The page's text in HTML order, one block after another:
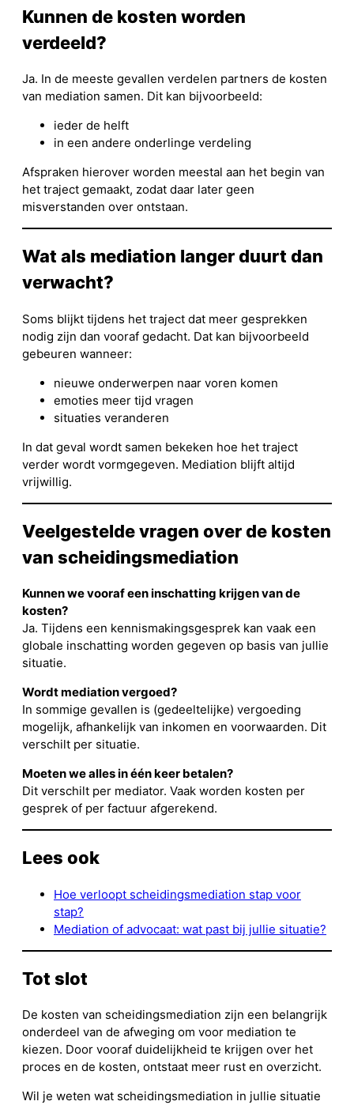
Kunnen de kosten worden
verdeeld?
Ja. In de meeste gevallen verdelen partners de kosten
van mediation samen. Dit kan bijvoorbeeld:
ieder de helft
in een andere onderlinge verdeling
Afspraken hierover worden meestal aan het begin van
het traject gemaakt, zodat daar later geen
misverstanden over ontstaan.
Wat als mediation langer duurt dan
verwacht?
Soms blijkt tijdens het traject dat meer gesprekken
nodig zijn dan vooraf gedacht. Dat kan bijvoorbeeld
gebeuren wanneer:
nieuwe onderwerpen naar voren komen
emoties meer tijd vragen
situaties veranderen
In dat geval wordt samen bekeken hoe het traject
verder wordt vormgegeven. Mediation blijft altijd
vrijwillig.
Veelgestelde vragen over de kosten
van scheidingsmediation
Kunnen we vooraf een inschatting krijgen van de
kosten?
Ja. Tijdens een kennismakingsgesprek kan vaak een
globale inschatting worden gegeven op basis van jullie
situatie.
Wordt mediation vergoed?
In sommige gevallen is (gedeeltelijke) vergoeding
mogelijk, afhankelijk van inkomen en voorwaarden. Dit
verschilt per situatie.
Moeten we alles in één keer betalen?
Dit verschilt per mediator. Vaak worden kosten per
gesprek of per factuur afgerekend.
Lees ook
Hoe verloopt scheidingsmediation stap voor
stap?
Mediation of advocaat: wat past bij jullie situatie?
Tot slot
De kosten van scheidingsmediation zijn een belangrijk
onderdeel van de afweging om voor mediation te
kiezen. Door vooraf duidelijkheid te krijgen over het
proces en de kosten, ontstaat meer rust en overzicht.
Wil je weten wat scheidingsmediation in jullie situatie